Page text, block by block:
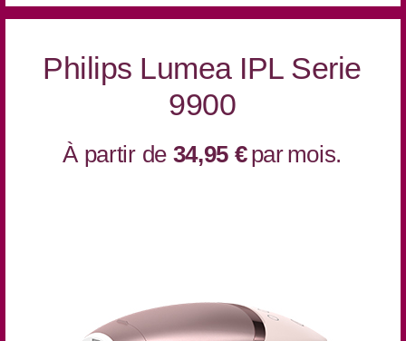
Philips Lumea IPL Serie
9900
À partir de 34,95 €parmois.